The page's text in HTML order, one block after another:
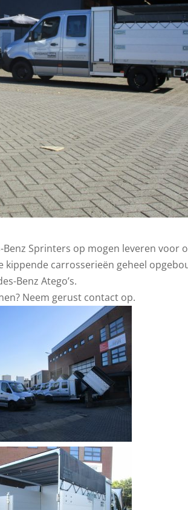
Sprinters op mogen leveren voor
kippende carrosserieën geheel
Benz Atego’s.
Neem gerust contact op.